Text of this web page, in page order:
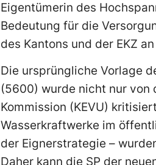
Eigentümerin des
Bedeutung für die
des Kantons und der EKZ
Die ursprüngliche Vorlage
(5600) wurde nicht nur von
Kommission (KEVU)
Wasserkraftwerke im
der Eignerstrategie –
Daher kann die SP der